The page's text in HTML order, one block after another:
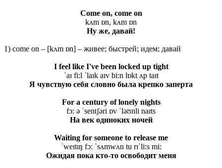
Come on, come on
kʌm ɒn, kʌm ɒn
Ну же, давай!
1) come on – [kʌm ɒn] – живее; быстрей; идем; давай
I feel like I've been locked up tight
ˈaɪ fi:l ˈlaɪk aɪv bi:n lɒkt ʌp taɪt
Я чувствую себя словно была крепко заперта
For a century of lonely nights
fɔ: ə ˈsentʃəri ɒv ˈləʊnli naɪts
На векодинокихночей
Waiting for someone to release me
ˈweɪtɪŋ fɔ: ˈsʌmwʌn tu rɪˈli:s mi:
Ожидая пока кто-то освободит меня